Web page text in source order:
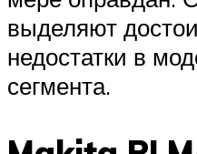
выделяют
недостатки в
сегмента.